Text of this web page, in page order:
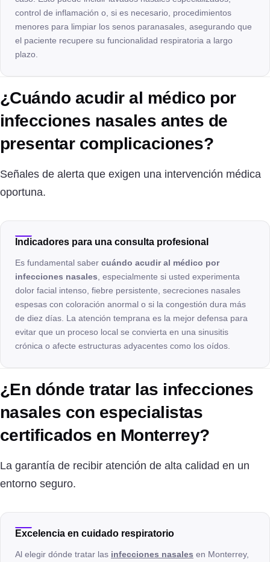
control de inflamación o, si es necesario, procedimientos
menores para limpiar los senos paranasales, asegurando que
el paciente recupere su funcionalidad respiratoria a largo
plazo.
¿Cuándo acudir al médico por
infecciones nasales antes de
presentar complicaciones?
Señales de alerta que exigen una intervención médica
oportuna.
Indicadores para una consulta profesional
Es fundamental saber cuándo acudir al médico por
infecciones nasales , especialmente si usted experimenta
dolor facial intenso, fiebre persistente, secreciones nasales
espesas con coloración anormal o si la congestión dura más
de diez días. La atención temprana es la mejor defensa para
evitar que un proceso local se convierta en una sinusitis
crónica o afecte estructuras adyacentes como los oídos.
¿En dónde tratar las infecciones
nasales con especialistas
certificados en Monterrey?
La garantía de recibir atención de alta calidad en un
entorno seguro.
Excelencia en cuidado respiratorio
Al elegir dónde tratar las infecciones nasales en Monterrey,